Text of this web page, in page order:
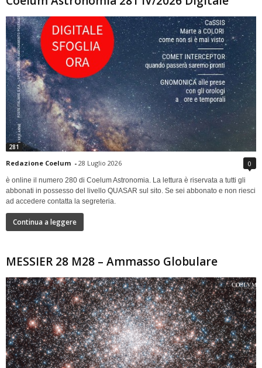
281
Redazione Coelum - 28 Luglio 2026 0
è online il numero 280 di Coelum Astronomia. La lettura è riservata a tutti gli
abbonati in possesso del livello QUASAR sul sito. Se sei abbonato e non riesci
ad accedere contatta la segreteria.
Continua a leggere
MESSIER 28 M28 – Ammasso Globulare